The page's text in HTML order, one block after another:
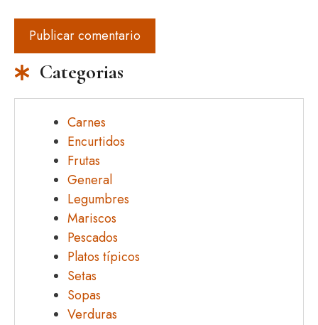
Categorias
Carnes
Encurtidos
Frutas
General
Legumbres
Mariscos
Pescados
Platos típicos
Setas
Sopas
Verduras